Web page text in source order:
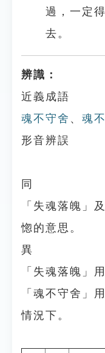
過，一定
去。
辨識：
近義成語
魂不守舍 、 魂
形音辨誤
同
「失魂落魄」
惚的意思。
異
「失魂落魄」
「魂不守舍」
情況下。